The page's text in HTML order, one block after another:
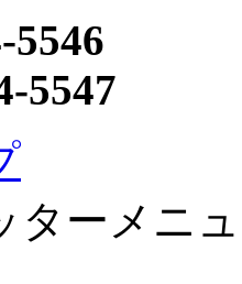
5546
5547
ターメニ